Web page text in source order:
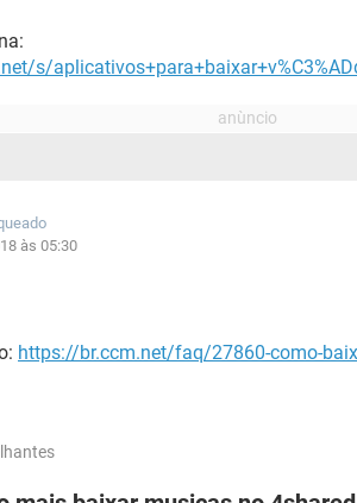
s/
às 05:30
https://br.ccm.net/faq/27860-como-